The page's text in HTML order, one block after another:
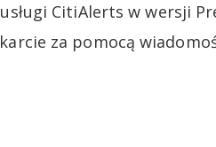
CitiAlerts w wersji
za pomocą